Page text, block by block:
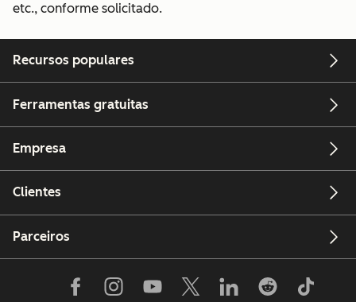
etc., conforme solicitado.
Recursos populares
Ferramentas gratuitas
Empresa
Clientes
Parceiros